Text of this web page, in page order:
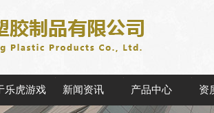
乐虎游戏 新闻资讯 产品中心 资